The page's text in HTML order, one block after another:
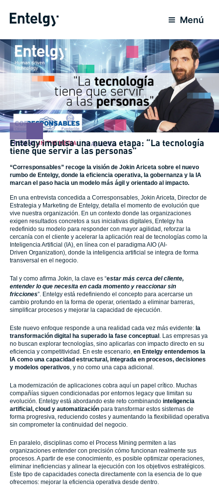
Menú
PRESENT,IN THE MEDIA 27 April 2026
Entelgy impulsa una nueva etapa: “La tecnología
tiene que servir a las personas”
“Corresponsables” recoge la visión de Jokin Ariceta sobre el nuevo
rumbo de Entelgy, donde la eficiencia operativa, la gobernanza y la IA
marcan el paso hacia un modelo más ágil y orientado al impacto.
En una entrevista concedida a Corresponsables, Jokin Ariceta, Director de
Estrategia y Marketing de Entelgy, detalla el momento de evolución que
vive nuestra organización. En un contexto donde las organizaciones
exigen resultados concretos a sus iniciativas digitales, Entelgy ha
redefinido su modelo para responder con mayor agilidad, reforzar la
cercanía con el cliente y acelerar la aplicación real de tecnologías como la
Inteligencia Artificial (IA), en línea con el paradigma AIO (AI-
Driven Organization), donde la inteligencia artificial se integra de forma
transversal en el negocio.
Tal y como afirma Jokin, la clave es “estar más cerca del cliente,
entender lo que necesita en cada momento y reaccionar sin
fricciones”. Entelgy está redefiniendo el concepto para acercarse un
cambio profundo en la forma de operar, orientado a eliminar barreras,
simplificar procesos y mejorar la capacidad de ejecución.
Este nuevo enfoque responde a una realidad cada vez más evidente: la
transformación digital ha superado la fase conceptual . Las empresas ya
no buscan explorar tecnologías, sino aplicarlas con impacto directo en su
eficiencia y competitividad. En este escenario, en Entelgy entendemos la
IA como una capacidad estructural, integrada en procesos, decisiones
y modelos operativos , y no como una capa adicional.
La modernización de aplicaciones cobra aquí un papel crítico. Muchas
compañías siguen condicionadas por entornos legacy que limitan su
evolución. Entelgy está abordando este reto combinando inteligencia
artificial, cloud y automatización para transformar estos sistemas de
forma progresiva, reduciendo costes y aumentando la flexibilidad operativa
sin comprometer la continuidad del negocio.
En paralelo, disciplinas como el Process Mining permiten a las
organizaciones entender con precisión cómo funcionan realmente sus
procesos. A partir de ese conocimiento, es posible optimizar operaciones,
eliminar ineficiencias y alinear la ejecución con los objetivos estratégicos.
Este tipo de capacidades conecta directamente con la esencia de lo que
ofrecemos: mejorar la eficiencia operativa desde dentro.